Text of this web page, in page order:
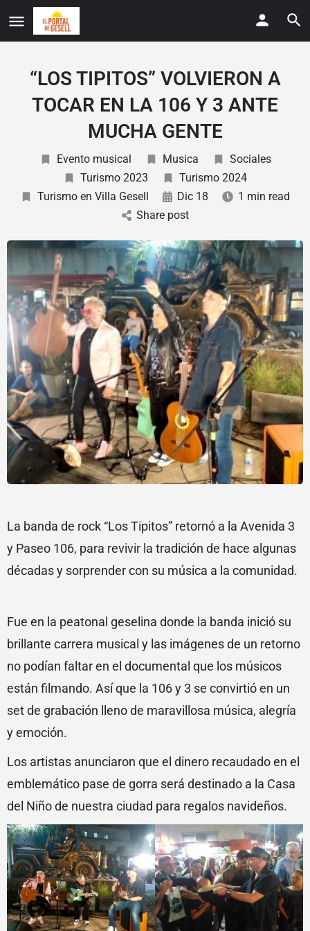
“LOS TIPITOS” VOLVIERON A
TOCAR EN LA 106 Y 3 ANTE
MUCHA GENTE
Evento musical Musica
Sociales
Turismo 2023
Turismo 2024
Turismo en Villa Gesell
Dic 18
1 min read
Share post
La banda de rock “Los Tipitos” retornó a la Avenida 3
y Paseo 106, para revivir la tradición de hace algunas
décadas y sorprender con su música a la comunidad.
Fue en la peatonal geselina donde la banda inició su
brillante carrera musical y las imágenes de un retorno
no podían faltar en el documental que los músicos
están filmando. Así que la 106 y 3 se convirtió en un
set de grabación lleno de maravillosa música, alegría
y emoción.
Los artistas anunciaron que el dinero recaudado en el
emblemático pase de gorra será destinado a la Casa
del Niño de nuestra ciudad para regalos navideños.